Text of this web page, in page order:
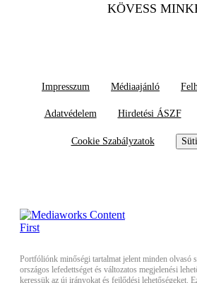
KÖVESS
Impresszum Médiaajánló
Adatvédelem Hirdetési ÁSZF
Cookie Szabályzatok
Portfóliónk minőségi tartalmat jelent minden olvasó
országos lefedettséget és változatos megjelenési
keressük az új irányokat és fejlődési lehetőségeket.